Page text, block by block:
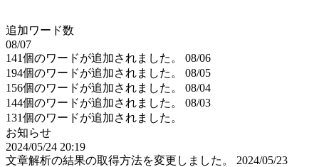
追加ワード数
08/07
141個のワードが追加されました。
08/06
194個のワードが追加されました。
08/05
156個のワードが追加されました。
08/04
144個のワードが追加されました。
08/03
131個のワードが追加されました。
お知らせ
2024/05/24 20:19
文章解析の結果の取得方法を変更しました。
2024/05/23